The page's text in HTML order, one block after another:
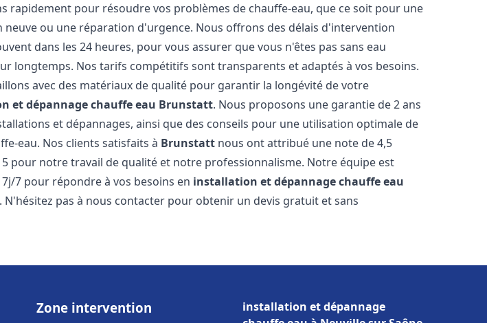
rapidement pour résoudre vos problèmes de chauffe-eau, que ce soit pour une
neuve ou une réparation d'urgence. Nous offrons des délais d'intervention
dans les 24 heures, pour vous assurer que vous n'êtes pas sans eau
longtemps. Nos tarifs compétitifs sont transparents et adaptés à vos besoins.
avec des matériaux de qualité pour garantir la longévité de votre
et dépannage chauffe eau Brunstatt. Nous proposons une garantie de 2 ans
et dépannages, ainsi que des conseils pour une utilisation optimale de
eau. Nos clients satisfaits à Brunstatt nous ont attribué une note de 4,5
pour notre travail de qualité et notre professionnalisme. Notre équipe est
7 pour répondre à vos besoins en installation et dépannage chauffe eau
. N'hésitez pas à nous contacter pour obtenir un devis gratuit et sans
Zone intervention
installation et dépannage